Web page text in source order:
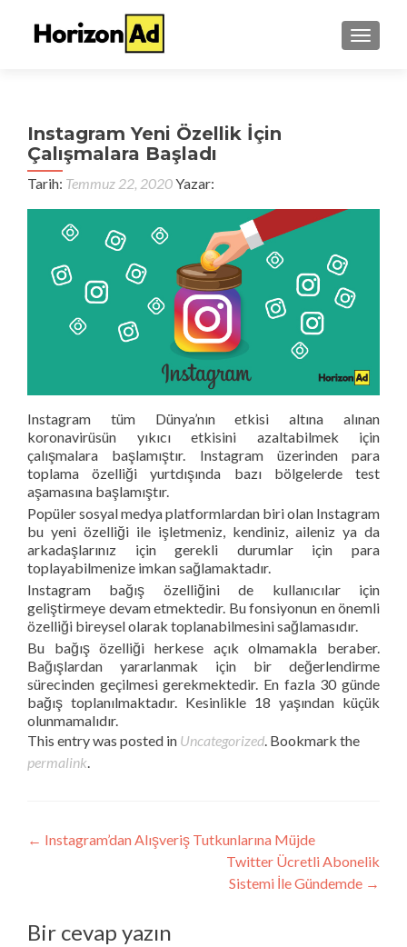
Instagram Yeni Özellik İçin
Çalışmalara Başladı
Tarih: Temmuz 22, 2020Yazar:
Instagram tüm Dünya’nın etkisi altına alınan
koronavirüsün yıkıcı etkisini azaltabilmek için
çalışmalara başlamıştır. Instagram üzerinden para
toplama özelliği yurtdışında bazı bölgelerde test
aşamasına başlamıştır.
Popüler sosyal medya platformlardan biri olan Instagram
bu yeni özelliği ile işletmeniz, kendiniz, aileniz ya da
arkadaşlarınız için gerekli durumlar için para
toplayabilmenize imkan sağlamaktadır.
Instagram bağış özelliğini de kullanıcılar için
geliştirmeye devam etmektedir. Bu fonsiyonun en önemli
özelliği bireysel olarak toplanabilmesini sağlamasıdır.
Bu bağış özelliği herkese açık olmamakla beraber.
Bağışlardan yararlanmak için bir değerlendirme
sürecinden geçilmesi gerekmektedir. En fazla 30 günde
bağış toplanılmaktadır. Kesinlikle 18 yaşından küçük
olunmamalıdır.
This entry was posted in Uncategorized. Bookmark the
permalink.
Post navigation
← Instagram’dan Alışveriş Tutkunlarına Müjde
Twitter Ücretli Abonelik
Sistemi İle Gündemde →
Bir cevap yazın